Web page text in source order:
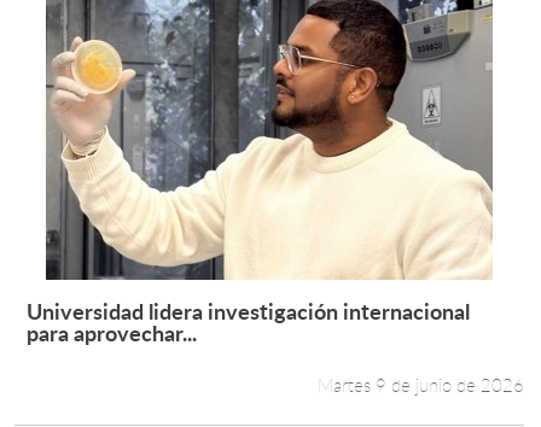
Leer más +
Universidad lidera investigación internacional
para aprovechar...
Martes 9 de junio de 2026